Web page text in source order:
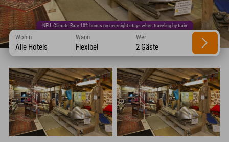
NEU: Climate Rate 10% bonus on overnight stays when traveling by train
Wohin
Alle Hotels
Wann
Flexibel
Wer
2 Gäste